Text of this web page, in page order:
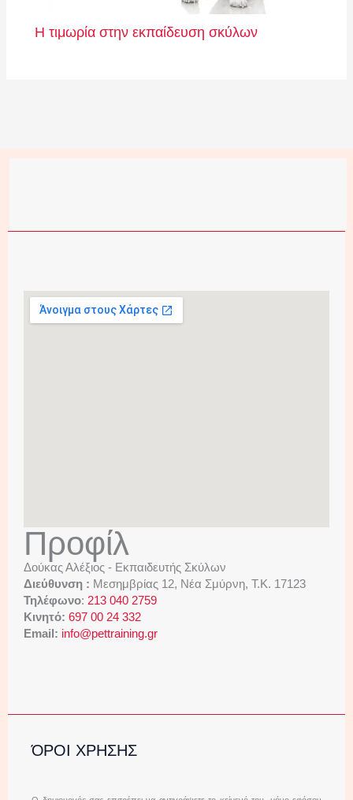
Η τιμωρία στην εκπαίδευση σκύλων
Προφίλ
Δούκας Αλέξιος - Εκπαιδευτής Σκύλων
Διεύθυνση : Μεσημβρίας 12, Νέα Σμύρνη, Τ.Κ. 17123
Τηλέφωνο: 213 040 2759
Κινητό: 697 00 24 332
Email: info@pettraining.gr
ΌΡΟΙ ΧΡΗΣΗΣ